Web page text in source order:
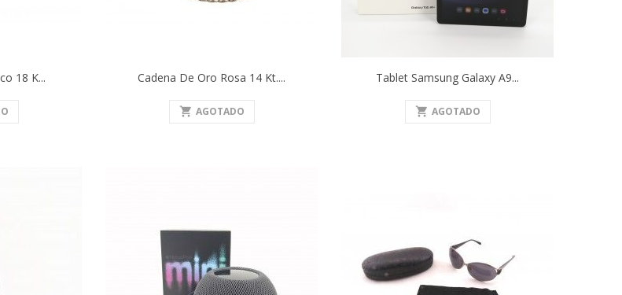
18 K... Cadena De Oro Rosa 14 Kt....
shopping_cart AGOTADO
Tablet Samsung Galaxy A9...
shopping_cart AGOTADO